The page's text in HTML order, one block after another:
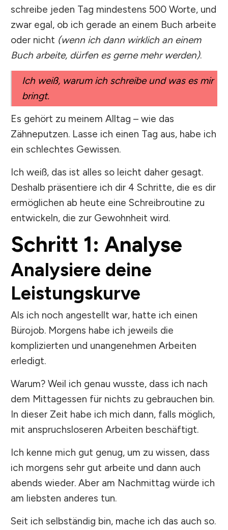
schreibe jeden Tag mindestens 500 Worte, und
zwar egal, ob ich gerade an einem Buch arbeite
oder nicht (wenn ich dann wirklich an einem
Buch arbeite, dürfen es gerne mehr werden).
Ich weiß, warum ich schreibe und was es mir
bringt.
Es gehört zu meinem Alltag – wie das
Zähneputzen. Lasse ich einen Tag aus, habe ich
ein schlechtes Gewissen.
Ich weiß, das ist alles so leicht daher gesagt.
Deshalb präsentiere ich dir 4 Schritte, die es dir
ermöglichen ab heute eine Schreibroutine zu
entwickeln, die zur Gewohnheit wird.
Schritt 1: Analyse
Analysiere deine
Leistungskurve
Als ich noch angestellt war, hatte ich einen
Bürojob. Morgens habe ich jeweils die
komplizierten und unangenehmen Arbeiten
erledigt.
Warum? Weil ich genau wusste, dass ich nach
dem Mittagessen für nichts zu gebrauchen bin.
In dieser Zeit habe ich mich dann, falls möglich,
mit anspruchsloseren Arbeiten beschäftigt.
Ich kenne mich gut genug, um zu wissen, dass
ich morgens sehr gut arbeite und dann auch
abends wieder. Aber am Nachmittag würde ich
am liebsten anderes tun.
Seit ich selbständig bin, mache ich das auch so.